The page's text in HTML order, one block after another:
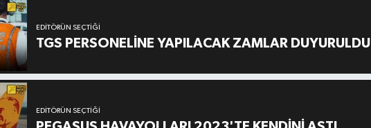
EDITÖRÜN SEÇTIĞI
TGS PERSONELİNE YAPILACAK ZAMLAR DUYURULDU
EDITÖRÜN SEÇTIĞI